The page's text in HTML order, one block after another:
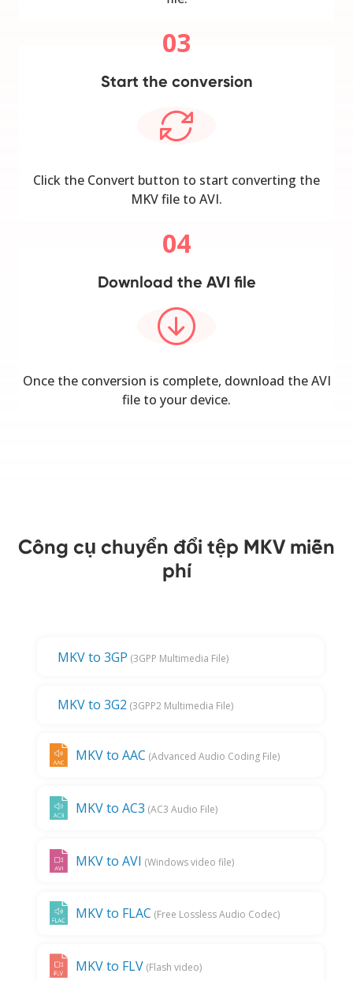
03
Start the conversion
Click the Convert button to start converting the
MKV file to AVI.
04
Download the AVI file
Once the conversion is complete, download the AVI
file to your device.
Công cụ chuyển đổi tệp MKV miễn
phí
MKV to 3GP (3GPP Multimedia File)
MKV to 3G2 (3GPP2 Multimedia File)
MKV to AAC (Advanced Audio Coding File)
MKV to AC3 (AC3 Audio File)
MKV to AVI (Windows video file)
MKV to FLAC (Free Lossless Audio Codec)
MKV to FLV (Flash video)